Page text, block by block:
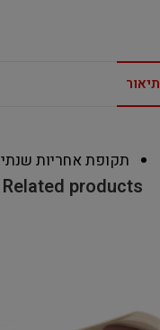
תיאור
תקופת אחריות
Related products